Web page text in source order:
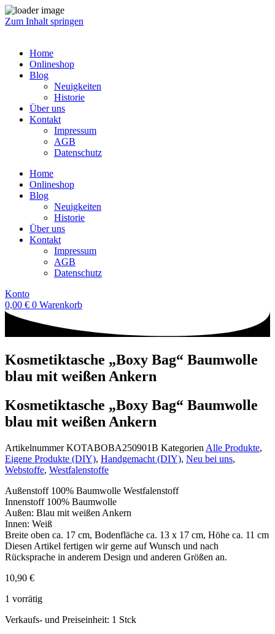
Zum Inhalt springen
Home
Onlineshop
Blog
Neuigkeiten
Historie
Über uns
Kontakt
Impressum
AGB
Datenschutz
Home
Onlineshop
Blog
Neuigkeiten
Historie
Über uns
Kontakt
Impressum
AGB
Datenschutz
Konto
0,00 € 0 Warenkorb
Kosmetiktasche „Boxy Bag“ Baumwolle
blau mit weißen Ankern
Kosmetiktasche „Boxy Bag“ Baumwolle
blau mit weißen Ankern
ArtikelnummerKOTABOBA250901B Kategorien Alle Produkte,
Eigene Produkte (DIY), Handgemacht (DIY), Neu bei uns,
Webstoffe, Westfalenstoffe
Außenstoff 100% Baumwolle Westfalenstoff
Innenstoff 100% Baumwolle
Außen: Blau mit weißen Ankern
Innen: Weiß
Breite oben ca. 17 cm, Bodenfläche ca. 13 x 17 cm, Höhe ca. 11 cm
Diesen Artikel fertigen wir gerne auf Wunsch und nach
Rücksprache in anderem Design und anderen Größen an.
10,90 €
1 vorrätig
Verkaufs- und Preiseinheit: 1 Stck